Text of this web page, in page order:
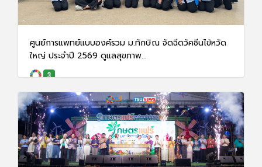
ศูนย์การแพทย์แบบองค์รวม ม.ทักษิณ จัดฉีดวัคซีนไข้หวัด
ใหญ่ ประจำปี 2569 ดูแลสุขภาพ...
29 ก.ค. 69 78